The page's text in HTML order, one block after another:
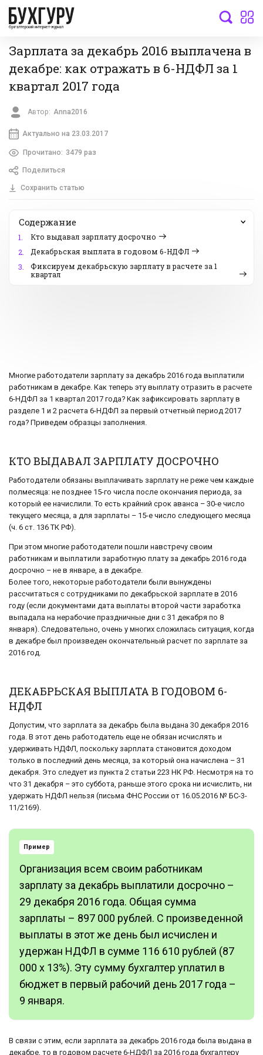
бухгалтерский интернет-журнал
Зарплата за декабрь 2016 выплачена в
декабре: как отражать в 6-НДФЛ за 1
квартал 2017 года
Автор: Anna2016
Актуально на 23.03.2017
Прочитано: 3479 раз
Поделиться
Сохранить статью
Содержание
1.
Кто выдавал зарплату досрочно
2.
Декабрьская выплата в годовом 6-НДФЛ
3.
Фиксируем декабрьскую зарплату в расчете за 1
квартал
Многие работодатели зарплату за декабрь 2016 года выплатили
работникам в декабре. Как теперь эту выплату отразить в расчете
6-НДФЛ за 1 квартал 2017 года? Как зафиксировать зарплату в
разделе 1 и 2 расчета 6-НДФЛ за первый отчетный период 2017
года? Приведем образцы заполнения.
КТО ВЫДАВАЛ ЗАРПЛАТУ ДОСРОЧНО
Работодатели обязаны выплачивать зарплату не реже чем каждые
полмесяца: не позднее 15-го числа после окончания периода, за
который ее начислили. То есть крайний срок аванса – 30-е число
текущего месяца, а для зарплаты – 15-е число следующего месяца
(ч. 6 ст. 136 ТК РФ).
При этом многие работодатели пошли навстречу своим
работникам и выплатили заработную плату за декабрь 2016 года
досрочно – не в январе, а в декабре.
Более того, некоторые работодатели были вынуждены
рассчитаться с сотрудниками по декабрьской зарплате в 2016
году (если документами дата выплаты второй части заработка
выпадала на нерабочие праздничные дни с 31 декабря по 8
января). Следовательно, очень у многих сложилась ситуация, когда
в декабре был произведен окончательный расчет по зарплате за
2016 год.
ДЕКАБРЬСКАЯ ВЫПЛАТА В ГОДОВОМ 6-
НДФЛ
Допустим, что зарплата за декабрь была выдана 30 декабря 2016
года. В этот день работодатель еще не обязан исчислять и
удерживать НДФЛ, поскольку зарплата становится доходом
только в последний день месяца, за который она начислена – 31
декабря. Это следует из пункта 2 статьи 223 НК РФ. Несмотря на то
что 31 декабря – это суббота, раньше этого срока ни исчислить, ни
удержать НДФЛ нельзя (письма ФНС России от 16.05.2016 № БС-3-
11/2169).
Пример
Организация всем своим работникам
зарплату за декабрь выплатили досрочно –
29 декабря 2016 года. Общая сумма
зарплаты – 897 000 рублей. С произведенной
выплаты в этот же день был исчислен и
удержан НДФЛ в сумме 116 610 рублей (87
000 x 13%). Эту сумму бухгалтер уплатил в
бюджет в первый рабочий день 2017 года –
9 января.
В связи с этим, если зарплата за декабрь 2016 года была выдана в
декабре, то в годовом расчете 6-НДФЛ за 2016 года бухгалтеру